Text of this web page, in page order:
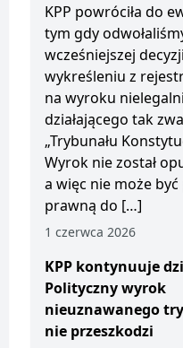
KPP powróciła do
tym gdy
wcześniejszej
wykreśleniu z
na wyroku
działającego tak
„Trybunału
Wyrok nie został
a więc nie może
prawną do […]
1 czerwca 2026
KPP kontynuuje
Polityczny wyrok
nieuznawanego
nie przeszkodzi